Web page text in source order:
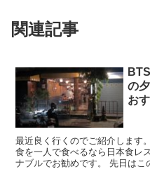
関連記事
の
お
最近良く行くのでご紹介します
食を一人で食べるなら日本食レ
ナブルでお勧めです。 先日は
ました。 正直ランチの方がお